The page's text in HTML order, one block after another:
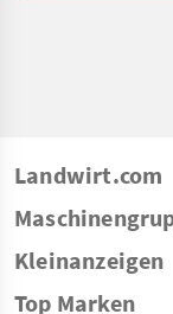
Landwirt.com
Kleinanzeigen
Top Marken